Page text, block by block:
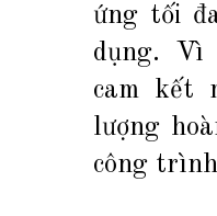
ứng tối
dụng. Vì
cam kết
lượng
công